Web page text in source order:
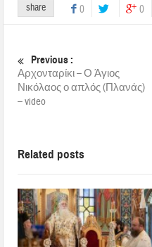
share 0 0
Previous :
Αρχονταρίκι – Ο Άγιος
Νικόλαος ο απλός (Πλανάς)
– video
Related posts